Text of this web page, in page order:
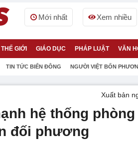
Mới nhất Xem nhiều
THẾ GIỚI GIÁO DỤC PHÁP LUẬT VĂN
TIN TỨC BIỂN ĐÔNG NGƯỜI VIỆT BỐN
Xuất bản
hệ thống
đối phương